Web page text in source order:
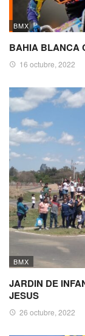
BMX
BAHIA BLANCA
16 octubre, 2022
BMX
JARDIN DE
JESUS
26 octubre, 2022